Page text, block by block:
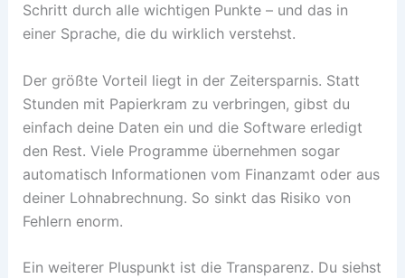
Schritt durch alle wichtigen Punkte – und das in
einer Sprache, die du wirklich verstehst.
Der größte Vorteil liegt in der Zeitersparnis. Statt
Stunden mit Papierkram zu verbringen, gibst du
einfach deine Daten ein und die Software erledigt
den Rest. Viele Programme übernehmen sogar
automatisch Informationen vom Finanzamt oder aus
deiner Lohnabrechnung. So sinkt das Risiko von
Fehlern enorm.
Ein weiterer Pluspunkt ist die Transparenz. Du siehst